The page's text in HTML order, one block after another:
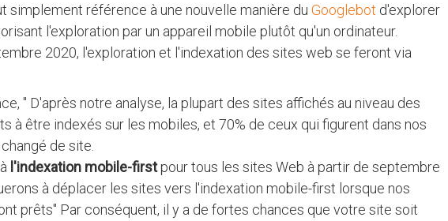
simplement référence à une nouvelle manière du Googlebot d'explorer
l'exploration par un appareil mobile plutôt qu'un ordinateur.
2020, l'exploration et l'indexation des sites web se feront via
" D'après notre analyse, la plupart des sites affichés au niveau des
à être indexés sur les mobiles, et 70% de ceux qui figurent dans nos
de site.
l'indexation mobile-firstpour tous les sites Web à partir de septembre
à déplacer les sites vers l'indexation mobile-first lorsque nos
prêts" Par conséquent, il y a de fortes chances que votre site soit